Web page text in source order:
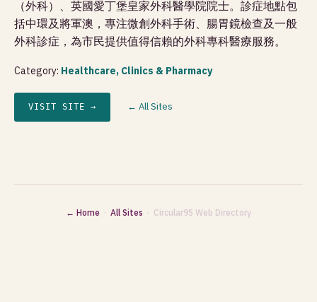
（外科）、英國愛丁堡皇家外科醫學院院士。診症地點包
括中環及將軍澳，專注微創外科手術、腸胃鏡檢查及一般
外科診症，為市民提供值得信賴的外科專科醫療服務。
Category: Healthcare, Clinics & Pharmacy
VISIT SITE → ← All Sites
← Home · All Sites · Circular95 Web Directory